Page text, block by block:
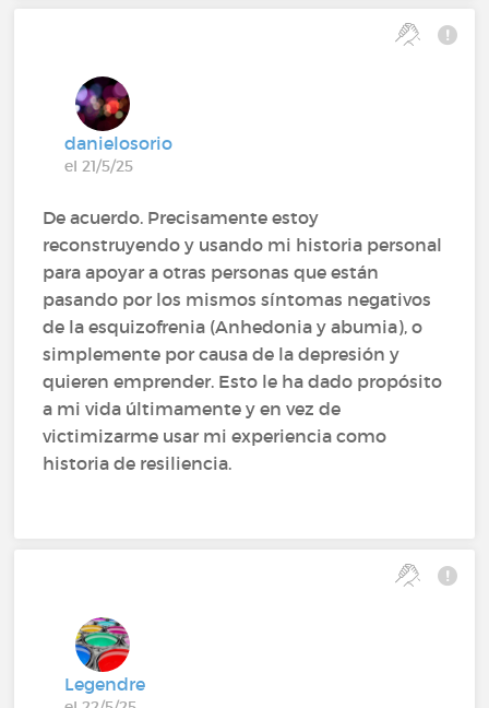
danielosorio
el 21/5/25
De acuerdo. Precisamente estoy
reconstruyendo y usando mi historia personal
para apoyar a otras personas que están
pasando por los mismos síntomas negativos
de la esquizofrenia (Anhedonia y abumia), o
simplemente por causa de la depresión y
quieren emprender. Esto le ha dado propósito
a mi vida últimamente y en vez de
victimizarme usar mi experiencia como
historia de resiliencia.
Legendre